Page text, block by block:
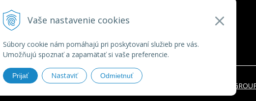
Vaše nastavenie cookies
Súbory cookie nám pomáhajú pri poskytovaní služieb pre vás.
Umožňujú spoznať a zapamätať si vaše preferencie.
Prijať Nastaviť Odmietnuť
• tvorba eshopu cez UNIobchod,webhosting